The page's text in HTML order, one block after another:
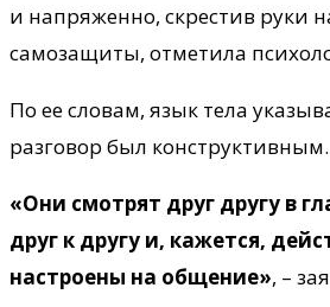
и напряженно, скрестив руки
самозащиты, отметила
По ее словам, язык тела
разговор был конструктивным.
«Они смотрят друг другу в
друг к другу и, кажется,
настроены на общение», –